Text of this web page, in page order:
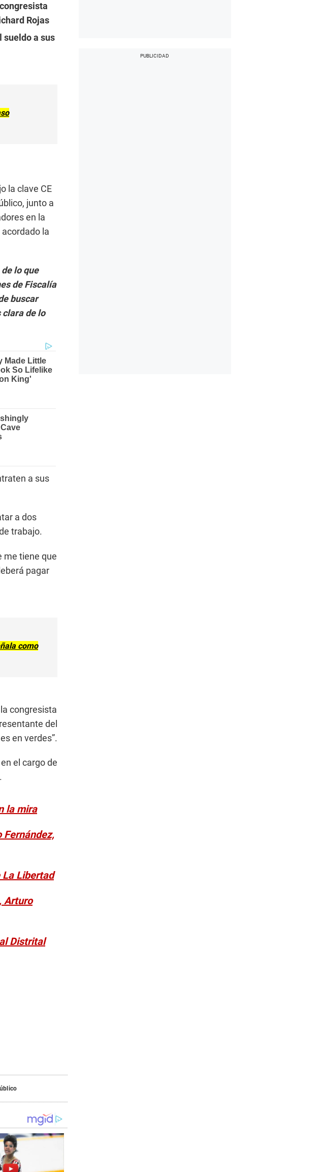
Rojas
sueldo a sus
la clave CE
junto a
en la
la
lo que
de Fiscalía
buscar
clara de lo
a sus
a dos
trabajo.
me tiene que
pagar
como
congresista
del
en verdes”.
el cargo de
la mira
Fernández,
La Libertad
Arturo
Distrital